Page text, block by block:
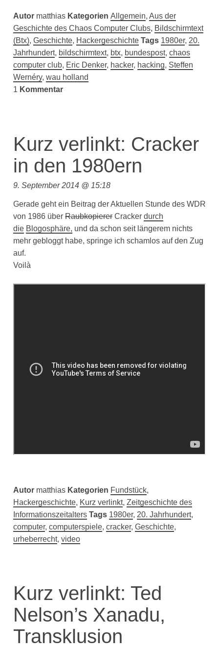
Autor matthias Kategorien Allgemein, Aus der
Geschichte des Chaos Computer Clubs, Bildschirmtext
(Btx), Geschichte, Hackergeschichte Tags 1980er, 20.
Jahrhundert, bildschirmtext, btx, bundespost, chaos
computer club, Eric Denker, hacker, hacking, Steffen
Wernéry, wau holland
1 Kommentar
Kurz verlinkt: Cracker
in den 1980ern
9. September 2014 @ 15:18
Gerade geht ein Beitrag der Aktuellen Stunde des WDR
von 1986 über RaubkopiererCracker durch
die Blogosphäre, und da schon seit längerem nichts
mehr gebloggt habe, springe ich schamlos auf den Zug
auf.
Voilà
Autor matthias Kategorien Fundstück,
Hackergeschichte, Kurz verlinkt, Zeitgeschichte des
Informationszeitalters Tags 1980er, 20. Jahrhundert,
computer, computerspiele, cracker, Geschichte,
urheberrecht, video
Kurz verlinkt: Ted
Nelson’s Xanadu,
Transklusion